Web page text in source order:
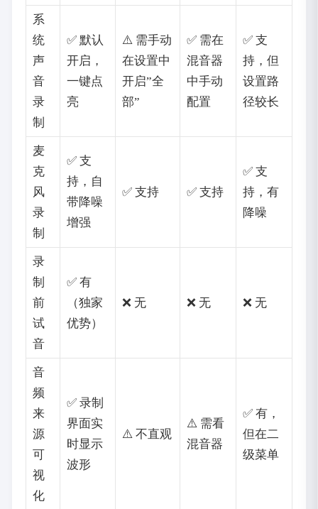
系
统
声
音
录
制
✅ 默认
开启，
一键点
亮
⚠️ 需手动
在设置中
开启”全
部”
✅ 需在
混音器
中手动
配置
✅ 支
持，但
设置路
径较长
麦
克
风
录
制
✅ 支
持，自
带降噪
增强
✅ 支持 ✅ 支持
✅ 支
持，有
降噪
录
制
前
试
音
✅ 有
（独家
优势）
❌ 无 ❌ 无 ❌ 无
音
频
来
源
可
视
化
✅ 录制
界面实
时显示
波形
⚠️ 不直观
⚠️ 需看
混音器
✅ 有，
但在二
级菜单